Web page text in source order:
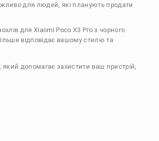
для людей, які планують продати
для Xiaomi Poco X3 Pro з чорного
відповідає вашому стилю та
допомагає захистити ваш пристрій,